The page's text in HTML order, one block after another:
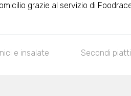
grazie al servizio di
e insalate Secondi piatti